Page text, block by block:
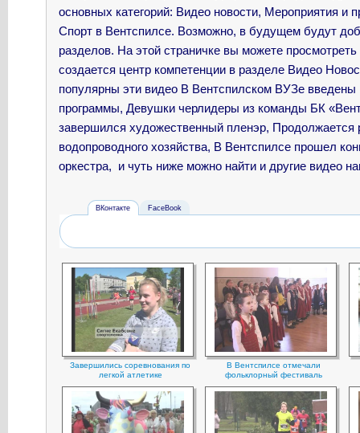
основных категорий: Видео новости, Мероприятия и
Спорт в Вентспилсе. Возможно, в будущем будут
разделов. На этой страничке вы можете
создается центр компетенции в разделе Видео
популярны эти видео В Вентспилском ВУЗе
программы, Девушки черлидеры из команды БК
завершился художественный пленэр, Продолжается
водопроводного хозяйства, В Вентспилсе прошел
оркестра, и чуть ниже можно найти и другие видео
ВКонтакте FaceBook
Завершились соревнования по
легкой атлетике
В Вентспилсе отмечали
фольклорный фестиваль